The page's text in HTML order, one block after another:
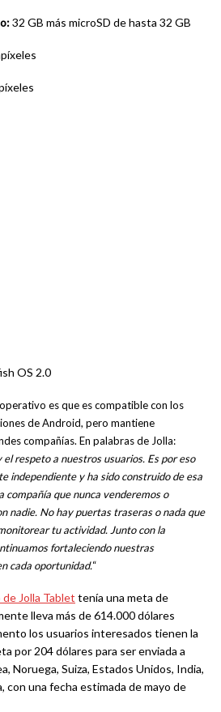
32 GB más microSD de hasta 32 GB
OS 2.0
es que es compatible con los
de Android, pero mantiene
compañías. En palabras de Jolla:
el respeto a nuestros usuarios. Es por eso
independiente y ha sido construido de esa
compañía que nunca venderemos o
nadie. No hay puertas traseras o nada que
tu actividad. Junto con la
fortaleciendo nuestras
cada oportunidad.“
Jolla Tablet tenía una meta de
lleva más de 614.000 dólares
los usuarios interesados tienen la
por 204 dólares para ser enviada a
Noruega, Suiza, Estados Unidos, India,
con una fecha estimada de mayo de